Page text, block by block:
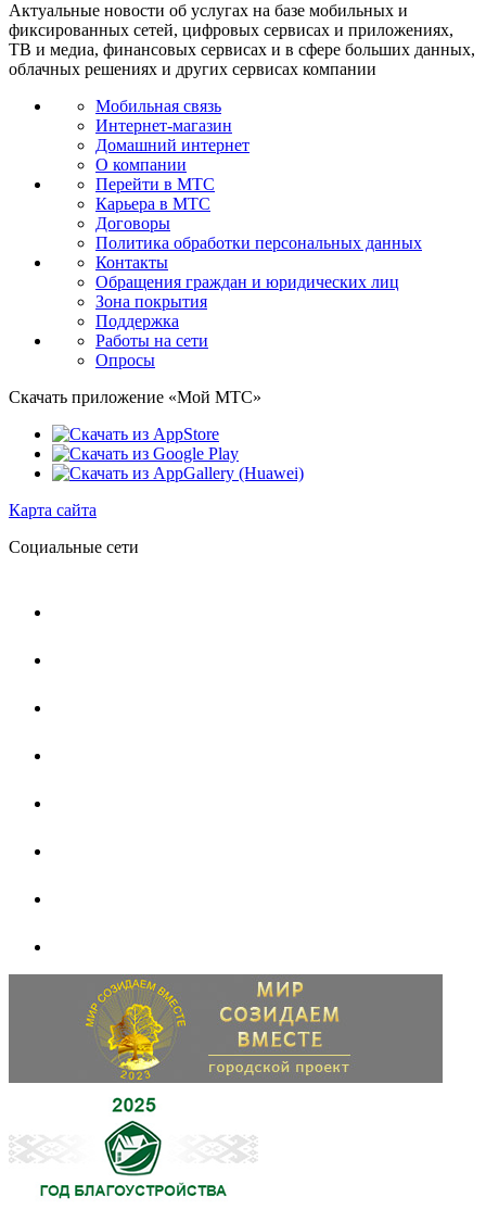
Актуальные новости об услугах на базе мобильных и
фиксированных сетей, цифровых сервисах и приложениях,
ТВ и медиа, финансовых сервисах и в сфере больших данных,
облачных решениях и других сервисах компании
Мобильная связь
Интернет-магазин
Домашний интернет
О компании
Перейти в МТС
Карьера в МТС
Договоры
Политика обработки персональных данных
Контакты
Обращения граждан и юридических лиц
Зона покрытия
Поддержка
Работы на сети
Опросы
Скачать приложение «Мой МТС»
Карта сайта
Социальные сети